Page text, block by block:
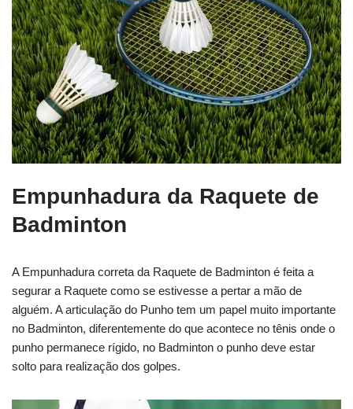
Empunhadura da Raquete de
Badminton
A Empunhadura correta da Raquete de Badminton é feita a
segurar a Raquete como se estivesse a pertar a mão de
alguém. A articulação do Punho tem um papel muito importante
no Badminton, diferentemente do que acontece no tênis onde o
punho permanece rígido, no Badminton o punho deve estar
solto para realização dos golpes.